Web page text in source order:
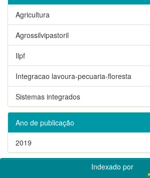
Agricultura
Agrossilvipastoril
Ilpf
Integracao lavoura-pecuaria-floresta
Sistemas integrados
Ano de publicação
2019
Indexado por